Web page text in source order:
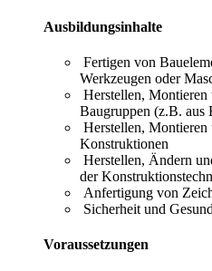
Ausbildungsinhalte
Fertigen von
Werkzeugen oder
Herstellen,
Baugruppen (z.B. aus
Herstellen,
Konstruktionen
Herstellen, Ändern
der
Anfertigung von
Sicherheit und
Voraussetzungen